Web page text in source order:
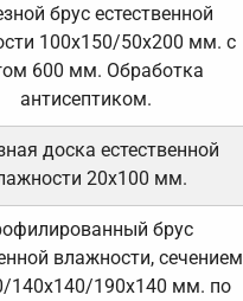
брус естественной
100х150/50х200 мм. с
600 мм. Обработка
антисептиком.
доска естественной
20х100 мм.
брус
влажности, сечением
140х140/190х140 мм. по